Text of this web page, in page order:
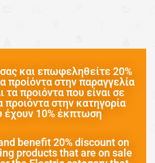
και επωφεληθείτε 20%
προίόντα στην παραγγελία
τα προιόντα που είναι σε
στην κατηγορία
έχουν 10% έκπτωση
benefit 20% discount on
products that are on sale